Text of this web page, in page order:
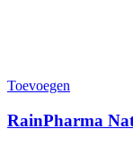
Toevoegen
RainPharma